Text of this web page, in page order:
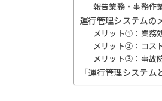
報告業務・事務作
運行管理システムの
メリット①：業務
メリット②：コス
メリット③：事故
「運行管理システ